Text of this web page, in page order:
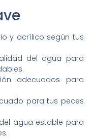
y acrílico según tus
del agua para
adecuados para
para tus peces
agua estable para